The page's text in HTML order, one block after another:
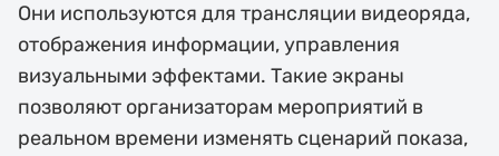
Они используются для трансляции видеоряда,
отображения информации, управления
визуальными эффектами. Такие экраны
позволяют организаторам мероприятий в
реальном времени изменять сценарий показа,